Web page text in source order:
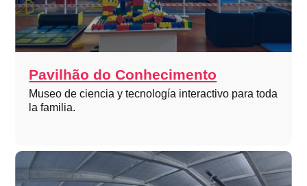
Pavilhão do Conhecimento
Museo de ciencia y tecnología interactivo para toda
la familia.